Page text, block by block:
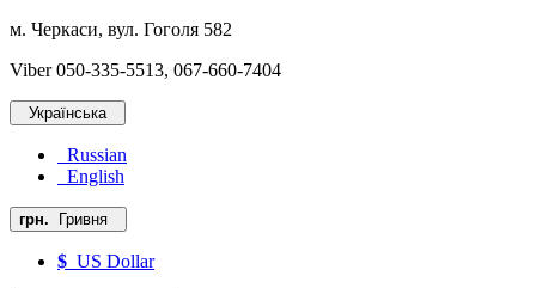
м. Черкаси, вул. Гоголя 582
Viber 050-335-5513, 067-660-7404
Українська
Russian
English
грн. Гривня
$ US Dollar